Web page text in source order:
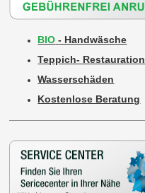
BIO - Handwäsche
Teppich- Restauration
Wasserschäden
Kostenlose Beratung